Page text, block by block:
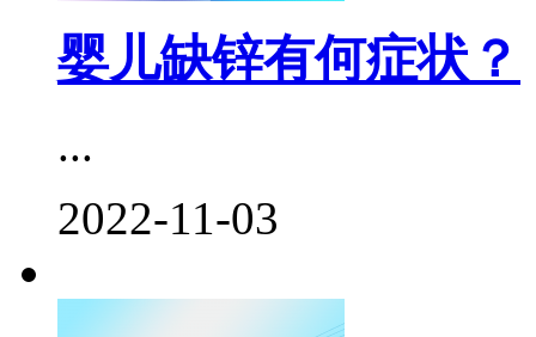
婴儿缺锌有何症状？
...
2022-11-03